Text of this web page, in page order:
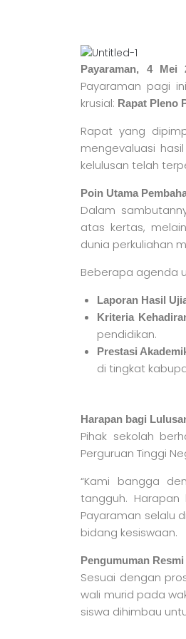
Payaraman, 4 Mei
Payaraman pagi
krusial: Rapat Pleno
Rapat yang
mengevaluasi
kelulusan telah
Poin Utama
Dalam
atas kertas,
dunia perkuliahan
Beberapa agenda
Laporan Hasil
Kriteria
pendidikan.
Prestasi
di tingkat
Harapan bagi
Pihak sekolah
Perguruan Tinggi
“Kami bangga
tangguh.
Payaraman selalu
bidang kesiswaan.
Pengumuman Resmi
Sesuai dengan
wali murid pada
siswa dihimbau